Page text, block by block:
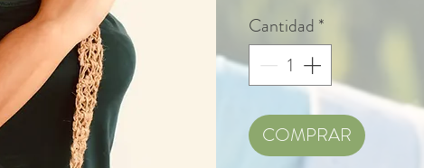
Cantidad *
COMPRAR